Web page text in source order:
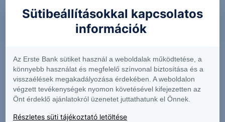
Sütibeállításokkal kapcsolatos
információk
Az Erste Bank sütiket használ a weboldalak működtetése, a
könnyebb használat és megfelelő színvonal biztosítása és a
visszaélések megakadályozása érdekében. A weboldalon
végzett tevékenységek nyomon követésével kifejezetten az
Önt érdeklő ajánlatokról üzenetet juttathatunk el Önnek.
Részletes süti tájékoztató letöltése